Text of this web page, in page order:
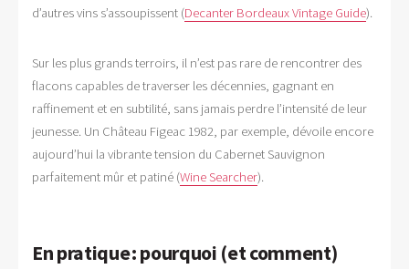
d’autres vins s’assoupissent (Decanter Bordeaux Vintage Guide).
Sur les plus grands terroirs, il n’est pas rare de rencontrer des
flacons capables de traverser les décennies, gagnant en
raffinement et en subtilité, sans jamais perdre l’intensité de leur
jeunesse. Un Château Figeac 1982, par exemple, dévoile encore
aujourd’hui la vibrante tension du Cabernet Sauvignon
parfaitement mûr et patiné (Wine Searcher).
En pratique : pourquoi (et comment)